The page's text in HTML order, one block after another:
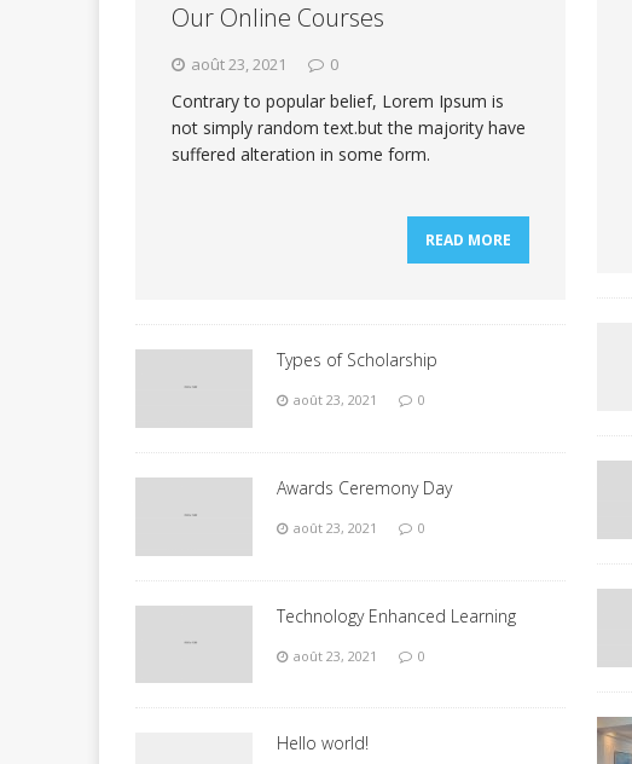
Our Online Courses
août 23, 2021 0
Contrary to popular belief, Lorem Ipsum is
not simply random text.but the majority have
suffered alteration in some form.
READ MORE
Types of Scholarship
août 23, 2021 0
Awards Ceremony Day
août 23, 2021 0
Technology Enhanced Learning
août 23, 2021 0
Hello world!